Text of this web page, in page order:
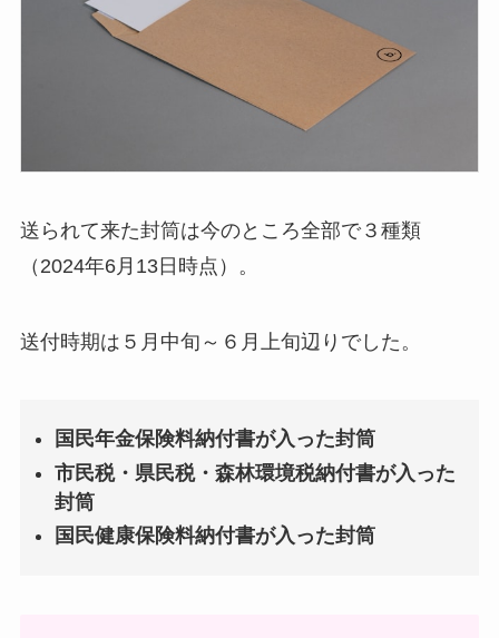
送られて来た封筒は今のところ全部で３種類
（2024年6月13日時点）。
送付時期は５月中旬～６月上旬辺りでした。
国民年金保険料納付書が入った封筒
市民税・県民税・森林環境税納付書が入った
封筒
国民健康保険料納付書が入った封筒